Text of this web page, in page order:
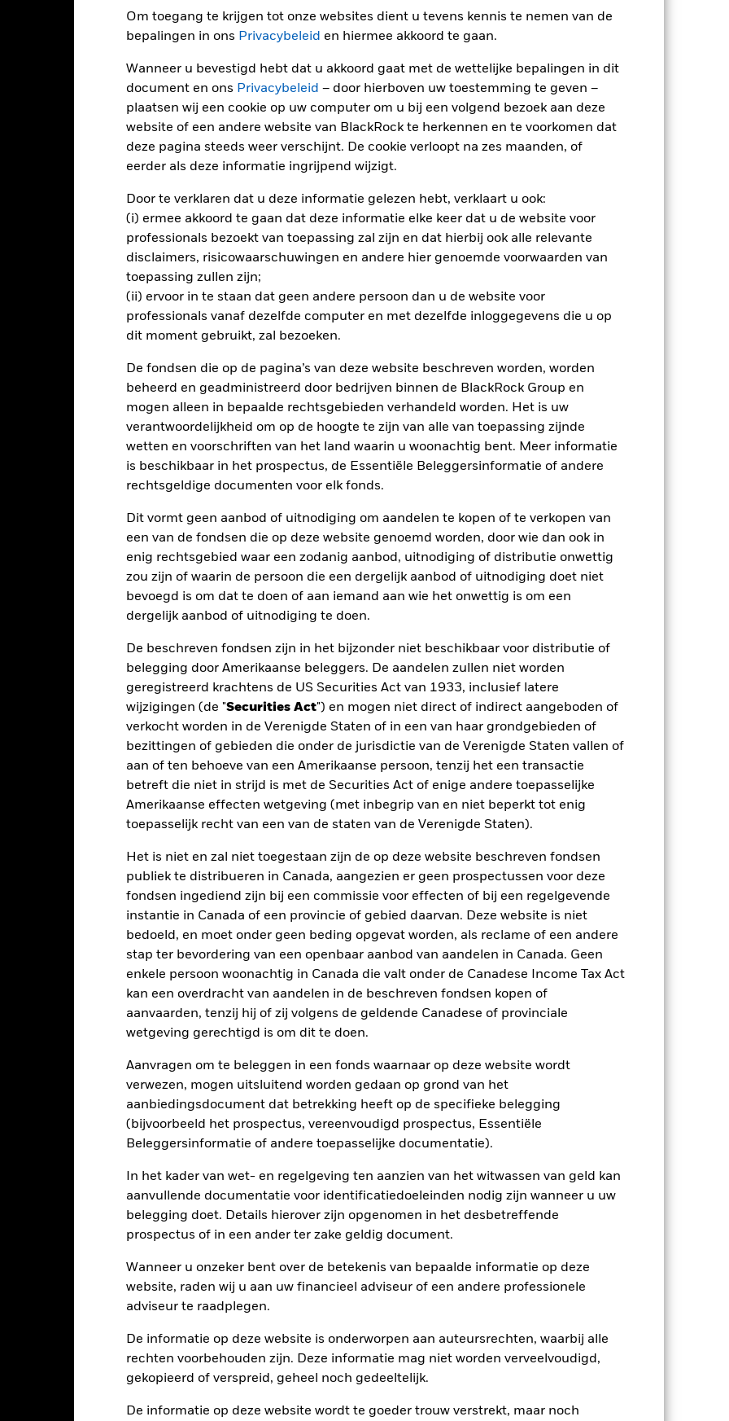
Om toegang te krijgen tot onze websites dient u tevens kennis te nemen van de
bepalingen in ons Privacybeleid en hiermee akkoord te gaan.
Wanneer u bevestigd hebt dat u akkoord gaat met de wettelijke bepalingen in dit
document en ons Privacybeleid – door hierboven uw toestemming te geven –
plaatsen wij een cookie op uw computer om u bij een volgend bezoek aan deze
website of een andere website van BlackRock te herkennen en te voorkomen dat
deze pagina steeds weer verschijnt. De cookie verloopt na zes maanden, of
eerder als deze informatie ingrijpend wijzigt.
Door te verklaren dat u deze informatie gelezen hebt, verklaart u ook:
(i) ermee akkoord te gaan dat deze informatie elke keer dat u de website voor
professionals bezoekt van toepassing zal zijn en dat hierbij ook alle relevante
disclaimers, risicowaarschuwingen en andere hier genoemde voorwaarden van
toepassing zullen zijn;
(ii) ervoor in te staan dat geen andere persoon dan u de website voor
professionals vanaf dezelfde computer en met dezelfde inloggegevens die u op
dit moment gebruikt, zal bezoeken.
De fondsen die op de pagina’s van deze website beschreven worden, worden
beheerd en geadministreerd door bedrijven binnen de BlackRock Group en
mogen alleen in bepaalde rechtsgebieden verhandeld worden. Het is uw
verantwoordelijkheid om op de hoogte te zijn van alle van toepassing zijnde
wetten en voorschriften van het land waarin u woonachtig bent. Meer informatie
is beschikbaar in het prospectus, de Essentiële Beleggersinformatie of andere
rechtsgeldige documenten voor elk fonds.
Dit vormt geen aanbod of uitnodiging om aandelen te kopen of te verkopen van
een van de fondsen die op deze website genoemd worden, door wie dan ook in
enig rechtsgebied waar een zodanig aanbod, uitnodiging of distributie onwettig
zou zijn of waarin de persoon die een dergelijk aanbod of uitnodiging doet niet
bevoegd is om dat te doen of aan iemand aan wie het onwettig is om een
dergelijk aanbod of uitnodiging te doen.
De beschreven fondsen zijn in het bijzonder niet beschikbaar voor distributie of
belegging door Amerikaanse beleggers. De aandelen zullen niet worden
geregistreerd krachtens de US Securities Act van 1933, inclusief latere
wijzigingen (de "Securities Act") en mogen niet direct of indirect aangeboden of
verkocht worden in de Verenigde Staten of in een van haar grondgebieden of
bezittingen of gebieden die onder de jurisdictie van de Verenigde Staten vallen of
aan of ten behoeve van een Amerikaanse persoon, tenzij het een transactie
betreft die niet in strijd is met de Securities Act of enige andere toepasselijke
Amerikaanse effecten wetgeving (met inbegrip van en niet beperkt tot enig
toepasselijk recht van een van de staten van de Verenigde Staten).
Het is niet en zal niet toegestaan zijn de op deze website beschreven fondsen
publiek te distribueren in Canada, aangezien er geen prospectussen voor deze
fondsen ingediend zijn bij een commissie voor effecten of bij een regelgevende
instantie in Canada of een provincie of gebied daarvan. Deze website is niet
bedoeld, en moet onder geen beding opgevat worden, als reclame of een andere
stap ter bevordering van een openbaar aanbod van aandelen in Canada. Geen
enkele persoon woonachtig in Canada die valt onder de Canadese Income Tax Act
kan een overdracht van aandelen in de beschreven fondsen kopen of
aanvaarden, tenzij hij of zij volgens de geldende Canadese of provinciale
wetgeving gerechtigd is om dit te doen.
Aanvragen om te beleggen in een fonds waarnaar op deze website wordt
verwezen, mogen uitsluitend worden gedaan op grond van het
aanbiedingsdocument dat betrekking heeft op de specifieke belegging
(bijvoorbeeld het prospectus, vereenvoudigd prospectus, Essentiële
Beleggersinformatie of andere toepasselijke documentatie).
In het kader van wet- en regelgeving ten aanzien van het witwassen van geld kan
aanvullende documentatie voor identificatiedoeleinden nodig zijn wanneer u uw
belegging doet. Details hierover zijn opgenomen in het desbetreffende
prospectus of in een ander ter zake geldig document.
Wanneer u onzeker bent over de betekenis van bepaalde informatie op deze
website, raden wij u aan uw financieel adviseur of een andere professionele
adviseur te raadplegen.
De informatie op deze website is onderworpen aan auteursrechten, waarbij alle
rechten voorbehouden zijn. Deze informatie mag niet worden verveelvoudigd,
gekopieerd of verspreid, geheel noch gedeeltelijk.
De informatie op deze website wordt te goeder trouw verstrekt, maar noch
8 jaar vergeleken met de benchmark. Het kan u helpen om te beoordelen hoe het product in het
werd beheerd en het met de benchmark te vergelijken.
chart with 2 data series.
chart has 1 X axis displaying categories.
chart has 1 Y axis displaying Values. Range: -20 to 30.
2017 2018 2019 2020 2021
2016
2017 2018 2019 2020 2021 2022 2023 2024 2025
-9,3 13,8 14,4 -1,7 -10,6 3,1 9,6 24,7
-9,3 13,8 14,7 -1,6
genomen bij de berekening.
getoonde cijfers hebben betrekking op de prestaties in het verleden. In het verleden behaalde resultaten
geen betrouwbare indicator voor toekomstige resultaten. Markten kunnen zich in de toekomst heel
ontwikkelen. Het kan u helpen om te beoordelen hoe het fonds in het verleden werd beheerd
prestaties worden weergegeven op basis van de netto-inventariswaarde (NIW), waarbij de bruto-inkomsten,
van toepassing, worden herbelegd. Het rendement van uw belegging kan stijgen of dalen als gevolg
van de prestaties in het verleden. Bron: Blackrock
Belangrijkste Risico's
voor economische en politieke factoren dan ontwikkelde markten. Tot de overige risicofactoren
op beleggingen in of transfers van activa, de laattijdige of niet-uitgevoerde levering van effecten
risico's. Valutarisico: Het Fonds belegt in andere valuta's. Veranderingen in
de waarde van de belegging.
De waarde van aandelen en aandelengerelateerde effecten kan worden
gebeurtenissen in de bedrijven.
die diensten leveren zoals de bewaring van activa, of die optreden als tegenpartij voor afgeleide
aan financieel verlies.
Liquiditeitsrisico: lagere liquiditeit betekent dat er onvoldoende kopers of
beleggingen gemakkelijk aan te kopen of te verkopen.
Kerngegevens
GBP 88.200.610
GBP
Aandelen
Overige
0,20%
IE00BYWYCF69
Aandelen Emerging Markets
BYWYCF6
Fondsomvang
Introductie fonds
Basisvaluta USD
Index
MSCI Emerging Markets Net TR in
GBP (official levels) (GBP)
Beheerskosten
Prestatievergoeding 0,00%
Minimale vervolginleg
Domicilie Ierland
Beheersfirma
BlackRock Asset Management
Bloomberg-code BGIESDG